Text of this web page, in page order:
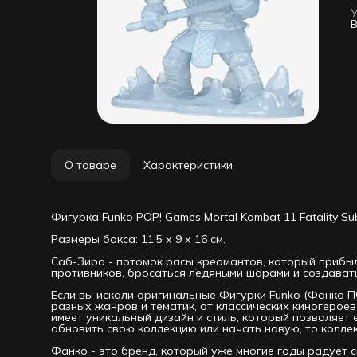
О товаре Характеристики
Фигурка Funko POP! Games Mortal Kombat 11 Fatality
Размеры бокса: 11.5 х 9 х 16 см.
Саб-Зиро - потомок расы креомантов, который
противников, бросаться ледяными шарами и
Если вы искали оригинальные Фигурки Funko (Фанко
разных жанров и тематик, от классических
имеет уникальный дизайн и стиль, который
обновить свою коллекцию или начать новую, то
Фанко - это бренд, который уже многие годы радует